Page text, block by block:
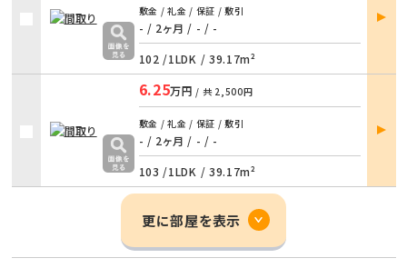
敷金 / 礼金 / 保証 / 敷引
- / 2ヶ月 / - / -
102 /1LDK / 39.17m²
部屋
詳細
6.25万円 / 共 2,500円
敷金 / 礼金 / 保証 / 敷引
- / 2ヶ月 / - / -
103 /1LDK / 39.17m²
部屋
詳細
更に部屋を表示